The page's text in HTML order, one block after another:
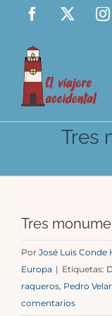
Saltar
contenido
Facebook
Tres
Tres
Por José Luis Conde
Europa | Etiquetas:
raqueros, Pedro
comentarios